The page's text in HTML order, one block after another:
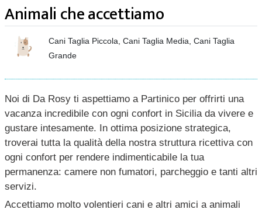
Animali che accettiamo
Cani Taglia Piccola, Cani Taglia Media, Cani Taglia
Grande
Noi di Da Rosy ti aspettiamo a Partinico per offrirti una
vacanza incredibile con ogni confort in Sicilia da vivere e
gustare intesamente. In ottima posizione strategica,
troverai tutta la qualità della nostra struttura ricettiva con
ogni confort per rendere indimenticabile la tua
permanenza: camere non fumatori, parcheggio e tanti altri
servizi.
Accettiamo molto volentieri cani e altri amici a animali